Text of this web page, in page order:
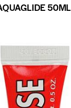
50ML